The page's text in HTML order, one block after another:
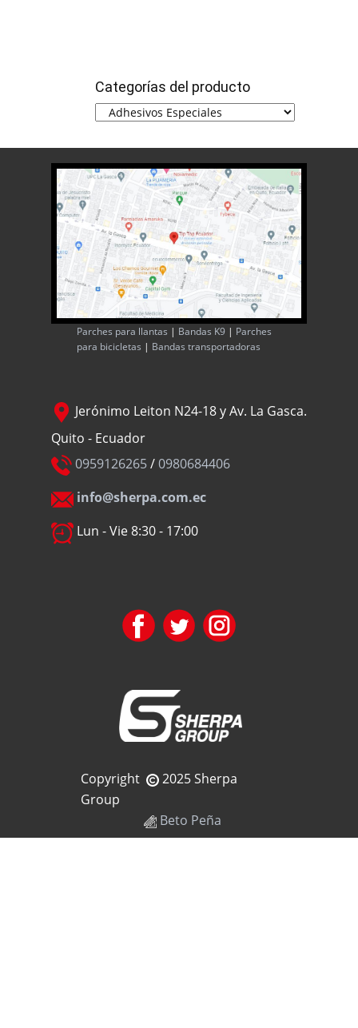
Categorías del producto
Parches para llantas | Bandas K9 | Parches
para bicicletas | Bandas transportadoras
Jerónimo Leiton N24-18 y Av. La Gasca.
Quito - Ecuador
0959126265/0980684406
info@sherpa.com.ec
Lun - Vie 8:30 - 17:00
Copyright
2025 Sherpa
Group
Beto Peña